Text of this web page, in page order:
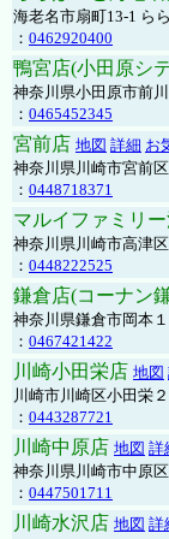
海老名市扇町13-1 ら
： 0462920400
鴨宮店(小田原シ
神奈川県小田原市前
： 0465452345
宮前店 地図 詳細 お
神奈川県川崎市宮前
： 0448718371
マルイファミリ
神奈川県川崎市高津
： 0448222525
鎌倉店(コーナン
神奈川県鎌倉市岡本
： 0467421422
川崎小田栄店 地図
川崎市川崎区小田栄
： 0443287721
川崎中原店 地図 詳
神奈川県川崎市中原
： 0447501711
川崎水沢店 地図 詳